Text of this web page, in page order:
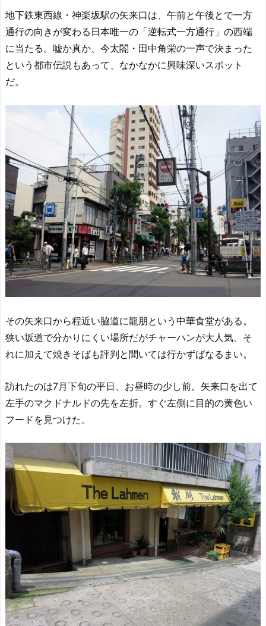
地下鉄東西線・神楽坂駅の矢来口は、午前と午後とで一方
通行の向きが変わる日本唯一の「逆転式一方通行」の西端
に当たる。嘘か真か、今太閤・田中角栄の一声で決まった
という都市伝説もあって、なかなかに興味深いスポット
だ。
その矢来口から程近い脇道に龍朋という中華食堂がある。
狭い坂道で分かりにくい場所だがチャーハンが大人気。そ
れに加えて焼きそばも評判と聞いては行かずばなるまい。
訪れたのは7月下旬の平日、お昼時の少し前。矢来口を出て
左手のマクドナルドの先を左折。すぐ左側に目的の黄色い
フードを見つけた。